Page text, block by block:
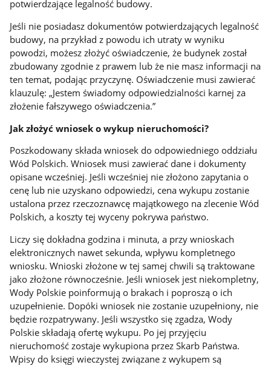
potwierdzające legalność budowy.
Jeśli nie posiadasz dokumentów potwierdzających legalność
budowy, na przykład z powodu ich utraty w wyniku
powodzi, możesz złożyć oświadczenie, że budynek został
zbudowany zgodnie z prawem lub że nie masz informacji na
ten temat, podając przyczynę. Oświadczenie musi zawierać
klauzulę: „Jestem świadomy odpowiedzialności karnej za
złożenie fałszywego oświadczenia.”
Jak złożyć wniosek o wykup nieruchomości?
Poszkodowany składa wniosek do odpowiedniego oddziału
Wód Polskich. Wniosek musi zawierać dane i dokumenty
opisane wcześniej. Jeśli wcześniej nie złożono zapytania o
cenę lub nie uzyskano odpowiedzi, cena wykupu zostanie
ustalona przez rzeczoznawcę majątkowego na zlecenie Wód
Polskich, a koszty tej wyceny pokrywa państwo.
Liczy się dokładna godzina i minuta, a przy wnioskach
elektronicznych nawet sekunda, wpływu kompletnego
wniosku. Wnioski złożone w tej samej chwili są traktowane
jako złożone równocześnie. Jeśli wniosek jest niekompletny,
Wody Polskie poinformują o brakach i poproszą o ich
uzupełnienie. Dopóki wniosek nie zostanie uzupełniony, nie
będzie rozpatrywany. Jeśli wszystko się zgadza, Wody
Polskie składają ofertę wykupu. Po jej przyjęciu
nieruchomość zostaje wykupiona przez Skarb Państwa.
Wpisy do księgi wieczystej związane z wykupem są